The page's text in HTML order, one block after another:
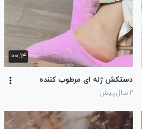
۰۰:۱۴
دستکش ژله ای مرطوب کننده
۲ سال پیش